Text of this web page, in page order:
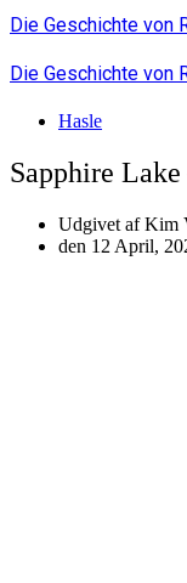
Die Geschichte von
Die Geschichte von
Hasle
Sapphire
Udgivet afKim
den 12 April,